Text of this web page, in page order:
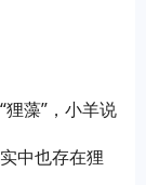
藻”，小羊说
中也存在狸